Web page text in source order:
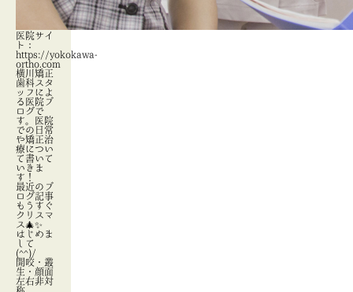
医院サイ
ト：
https://yokokawa-
ortho.com
横川矯正
歯科スタ
ッフによ
る医院ブ
ログで
す。医院
での日常
や矯正治
療につい
て書いて
いきま
す！
最近のブ
ログ記事
もうすぐ
クリスマ
ス🎄✨
はじめま
して
(^^)/
開咬・叢
生・顔面
左右非対